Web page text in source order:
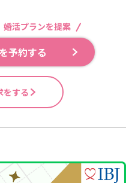
婚活プランを提案
予約する
をする